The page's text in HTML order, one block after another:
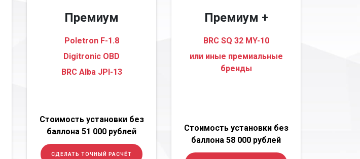
Премиум
Poletron F-1.8
Digitronic OBD
BRC Alba JPI-13
Стоимость установки без
баллона 51 000 рублей
СДЕЛАТЬ ТОЧНЫЙ РАСЧЁТ
Премиум +
BRC SQ 32 MY-10
или иные премиальные
бренды
Стоимость установки без
баллона 58 000 рублей